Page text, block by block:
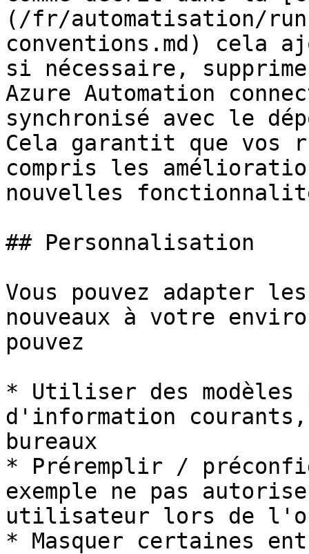
(/fr/automatisation/
conventions.md) cela
si nécessaire,
Azure Automation
synchronisé avec le
Cela garantit que vos
compris les
nouvelles
## Personnalisation
Vous pouvez adapter
nouveaux à votre
pouvez
* Utiliser des modèles
d'information courants,
bureaux
* Préremplir /
exemple ne pas
utilisateur lors de
* Masquer certaines